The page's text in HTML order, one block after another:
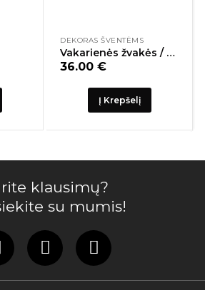
DEKORAS ŠVENTĖMS
Vakarienės žvakės / Žalia XL / 9 vnt.
36.00 €
Į Krepšelį
klausimų?
su mumis!